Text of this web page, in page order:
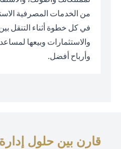
من الخدمات المصرفية
في كل خطوة أثناء التنقل بين
والاستثمارات وبيعها لمساعدتك
وأرباح أفضل.
قارن بين حلول إدارة